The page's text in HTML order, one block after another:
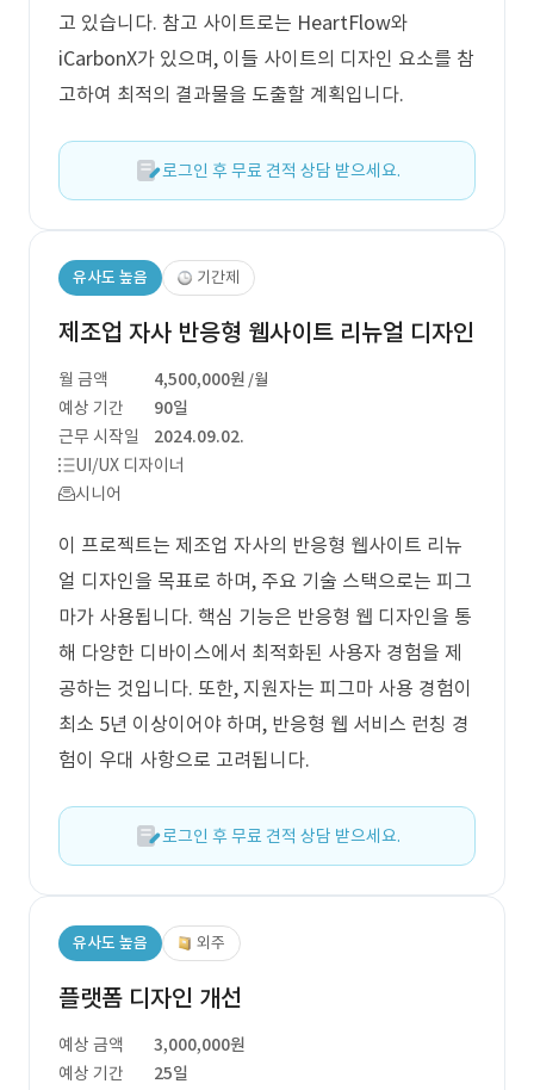
고 있습니다. 참고 사이트로는 HeartFlow와
iCarbonX가 있으며, 이들 사이트의 디자인 요소를 참
고하여 최적의 결과물을 도출할 계획입니다.
로그인 후 무료 견적 상담 받으세요.
유사도 높음 기간제
제조업 자사 반응형 웹사이트 리뉴얼 디자인
월 금액 4,500,000원 /월
예상 기간
90일
근무 시작일
2024.09.02.
UI/UX 디자이너
시니어
이 프로젝트는 제조업 자사의 반응형 웹사이트 리뉴
얼 디자인을 목표로 하며, 주요 기술 스택으로는 피그
마가 사용됩니다. 핵심 기능은 반응형 웹 디자인을 통
해 다양한 디바이스에서 최적화된 사용자 경험을 제
공하는 것입니다. 또한, 지원자는 피그마 사용 경험이
최소 5년 이상이어야 하며, 반응형 웹 서비스 런칭 경
험이 우대 사항으로 고려됩니다.
로그인 후 무료 견적 상담 받으세요.
유사도 높음 외주
플랫폼 디자인 개선
예상 금액
3,000,000원
예상 기간
25일